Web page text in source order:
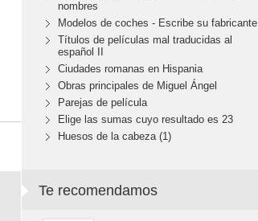
nombres
Modelos de coches - Escribe su fabricante
Títulos de películas mal traducidas al
español II
Ciudades romanas en Hispania
Obras principales de Miguel Ángel
Parejas de película
Elige las sumas cuyo resultado es 23
Huesos de la cabeza (1)
Te recomendamos